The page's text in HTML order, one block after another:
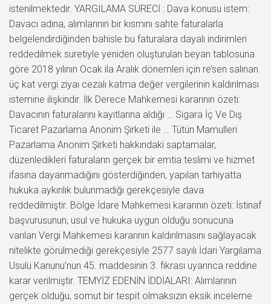
istenilmektedir. YARGILAMA SÜRECİ : Dava konusu istem:
Davacı adına, alımlarının bir kısmını sahte faturalarla
belgelendirdiğinden bahisle bu faturalara dayalı indirimleri
reddedilmek suretiyle yeniden oluşturulan beyan tablosuna
göre 2018 yılının Ocak ila Aralık dönemleri için re’sen salınan
üç kat vergi ziyaı cezalı katma değer vergilerinin kaldırılması
istemine ilişkindir. İlk Derece Mahkemesi kararının özeti:
Davacının faturalarını kayıtlarına aldığı … Sigara İç Ve Dış
Ticaret Pazarlama Anonim Şirketi ile … Tütün Mamulleri
Pazarlama Anonim Şirketi hakkındaki saptamalar,
düzenledikleri faturaların gerçek bir emtia teslimi ve hizmet
ifasına dayanmadığını gösterdiğinden, yapılan tarhiyatta
hukuka aykırılık bulunmadığı gerekçesiyle dava
reddedilmiştir. Bölge İdare Mahkemesi kararının özeti: İstinaf
başvurusunun, usul ve hukuka uygun olduğu sonucuna
varılan Vergi Mahkemesi kararının kaldırılmasını sağlayacak
nitelikte görülmediği gerekçesiyle 2577 sayılı İdari Yargılama
Usulü Kanunu’nun 45. maddesinin 3. fıkrası uyarınca reddine
karar verilmiştir. TEMYİZ EDENİN İDDİALARI: Alımlarının
gerçek olduğu, somut bir tespit olmaksızın eksik inceleme